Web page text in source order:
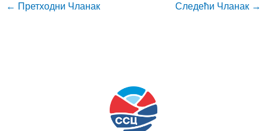
← Претходни Чланак Следећи Чланак →